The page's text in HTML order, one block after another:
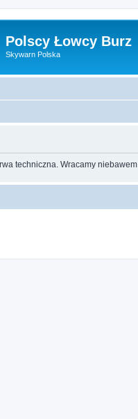
Polscy Łowcy Burz
Skywarn Polska
techniczna. Wracamy niebawem